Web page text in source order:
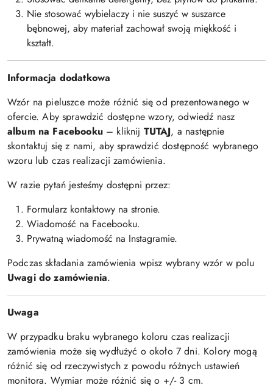
Nie stosować wybielaczy i nie suszyć w suszarce
bębnowej, aby materiał zachował swoją miękkość i
kształt.
Informacja dodatkowa
Wzór na pieluszce może różnić się od prezentowanego w
ofercie. Aby sprawdzić dostępne wzory, odwiedź nasz
album na Facebooku– kliknij TUTAJ, a następnie
skontaktuj się z nami, aby sprawdzić dostępność wybranego
wzoru lub czas realizacji zamówienia.
W razie pytań jesteśmy dostępni przez:
Formularz kontaktowy na stronie.
Wiadomość na Facebooku.
Prywatną wiadomość na Instagramie.
Podczas składania zamówienia wpisz wybrany wzór w polu
Uwagi do zamówienia.
Uwaga
W przypadku braku wybranego koloru czas realizacji
zamówienia może się wydłużyć o około 7 dni. Kolory mogą
różnić się od rzeczywistych z powodu różnych ustawień
monitora. Wymiar może różnić się o +/- 3 cm.